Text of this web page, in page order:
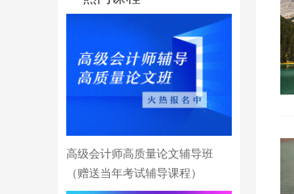
高级会计师高质量论文辅导班
（赠送当年考试辅导课程）